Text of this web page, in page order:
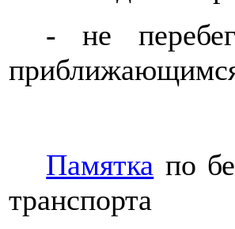
- не
Памятка по
транспорта